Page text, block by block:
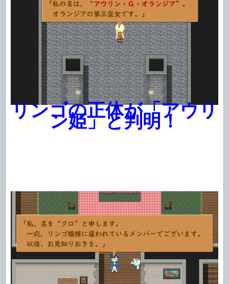
リンゴの正体が「アウリ
ン姫」と判明！